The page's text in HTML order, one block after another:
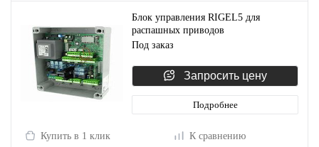
Блок управления RIGEL5 для
распашных приводов
Под заказ
Запросить цену
Подробнее
Купить в 1 клик К сравнению